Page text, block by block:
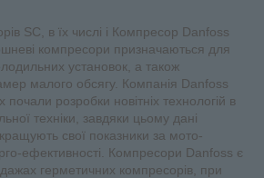
SC, в їх числі і Компресор Danfoss
компресори призначаються для
установок, а також
малого обсягу. Компанія Danfoss
розробки новітніх технологій в
техніки, завдяки цьому дані
свої показники за мото-
ефективності. Компресори Danfoss є
герметичних компресорів, при